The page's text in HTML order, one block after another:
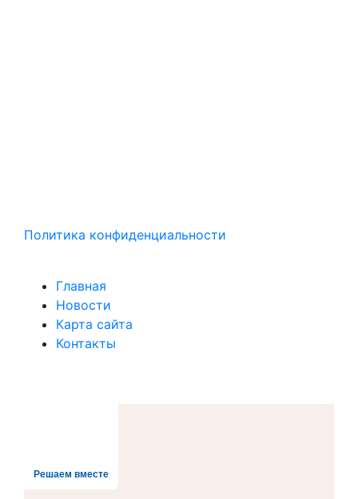
Политика конфиденциальности
Главная
Новости
Карта сайта
Контакты
Решаем вместе